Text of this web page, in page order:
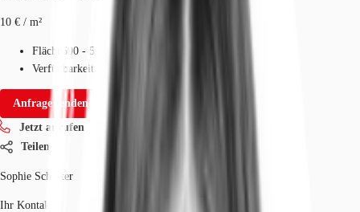
10 € / m²
Fläche
600 - 5.441 m²
Verfügbarkeit
Anfrage senden
Jetzt anrufen
Teilen
Sophie Schröter
Ihr Kontakt